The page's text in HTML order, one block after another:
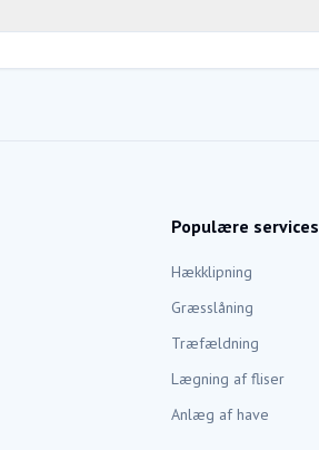
Populære services
Hækklipning
Græsslåning
Træfældning
Lægning af fliser
Anlæg af have